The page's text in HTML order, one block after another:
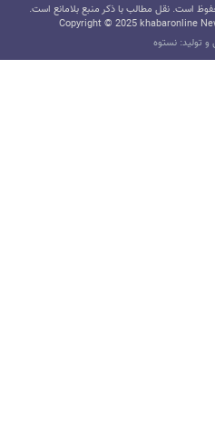
است. نقل مطالب با ذکر منبع بلامانع است.
Copyright © 2025 khabaronline
تولید: نستوه